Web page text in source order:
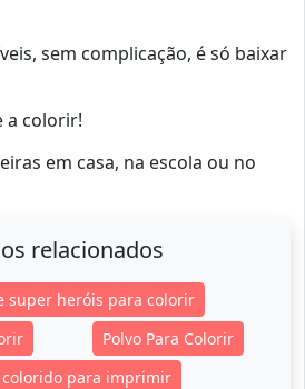
sem complicação, é só baixar
a colorir!
em casa, na escola ou no
relacionados
super heróis para colorir
Polvo Para Colorir
para imprimir